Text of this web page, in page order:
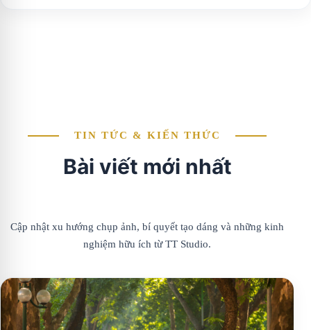
TIN TỨC & KIẾN THỨC
Bài viết mới nhất
Cập nhật xu hướng chụp ảnh, bí quyết tạo dáng và những kinh
nghiệm hữu ích từ TT Studio.